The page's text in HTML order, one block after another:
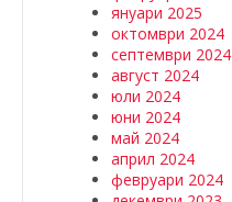
януари 2025
октомври 2024
септември 2024
август 2024
юли 2024
юни 2024
май 2024
април 2024
февруари 2024